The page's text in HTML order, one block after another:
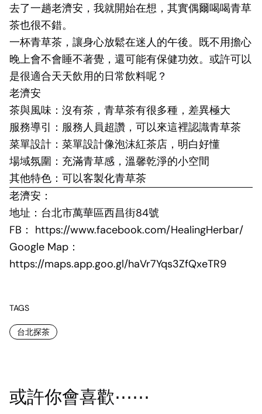
去了一趟老濟安，我就開始在想，其實偶爾喝喝青草
茶也很不錯。
一杯青草茶，讓身心放鬆在迷人的午後。既不用擔心
晚上會不會睡不著覺，還可能有保健功效。或許可以
是很適合天天飲用的日常飲料呢？
老濟安
茶與風味：沒有茶，青草茶有很多種，差異極大
服務導引：服務人員超讚，可以來這裡認識青草茶
菜單設計：菜單設計像泡沫紅茶店，明白好懂
場域氛圍：充滿青草感，溫馨乾淨的小空間
其他特色：可以客製化青草茶
老濟安：
地址：台北市萬華區西昌街84號
FB： https://www.facebook.com/HealingHerbar/
Google Map：
https://maps.app.goo.gl/haVr7Yqs3ZfQxeTR9
TAGS
台北探茶
或許你會喜歡⋯⋯